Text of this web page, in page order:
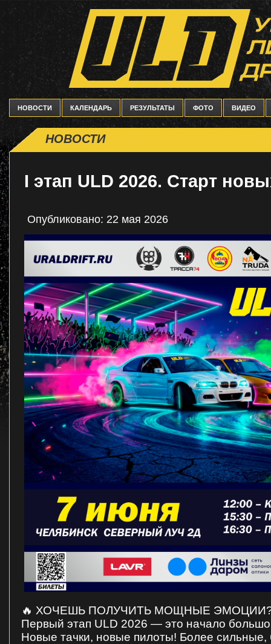
НОВОСТИ КАЛЕНДАРЬ РЕЗУЛЬТАТЫ ФОТО ВИДЕО
НОВОСТИ
I этап ULD 2026. Старт
Опубликовано: 22 мая 2026
🔥 ХОЧЕШЬ ПОЛУЧИТЬ МОЩНЫЕ
Первый этап ULD 2026 — это начало
Новые тачки, новые пилоты! Более